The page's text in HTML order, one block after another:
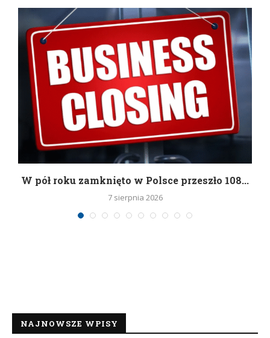
W pół roku zamknięto w Polsce przeszło 108...
7 sierpnia 2026
NAJNOWSZE WPISY